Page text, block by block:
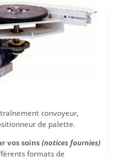
convoyeur,
de palette.
vos soins (notices fournies)
formats de